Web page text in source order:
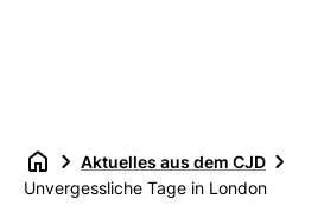
Aktuelles aus dem CJD
Unvergessliche Tage in London